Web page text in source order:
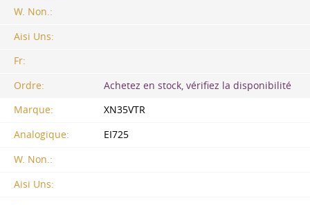
W. Non.:
Aisi Uns:
Fr:
Ordre:
Achetez en stock, vérifiez la disponibilité
Marque:
XN35VTR
Analogique:
EI725
W. Non.:
Aisi Uns: